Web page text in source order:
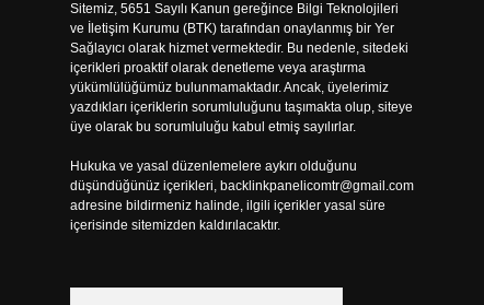
Sitemiz, 5651 Sayılı Kanun gereğince Bilgi Teknolojileri
ve İletişim Kurumu (BTK) tarafından onaylanmış bir Yer
Sağlayıcı olarak hizmet vermektedir. Bu nedenle, sitedeki
içerikleri proaktif olarak denetleme veya araştırma
yükümlülüğümüz bulunmamaktadır. Ancak, üyelerimiz
yazdıkları içeriklerin sorumluluğunu taşımakta olup, siteye
üye olarak bu sorumluluğu kabul etmiş sayılırlar.
Hukuka ve yasal düzenlemelere aykırı olduğunu
düşündüğünüz içerikleri, backlinkpanelicomtr@gmail.com
adresine bildirmeniz halinde, ilgili içerikler yasal süre
içerisinde sitemizden kaldırılacaktır.